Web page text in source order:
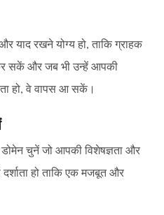
याद रखने योग्य हो, ताकि ग्राहक
सकें और जब भी उन्हें आपकी
हो, वे वापस आ सकें।
चुनें जो आपकी विशेषज्ञता और
हो ताकि एक मजबूत और